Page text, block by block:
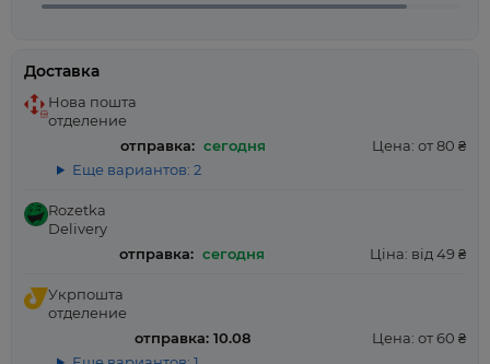
Доставка
Нова пошта
отделение
отправка: сегодня
Цена: от 80 ₴
Еще вариантов: 2
Rozetka
Delivery
отправка: сегодня Ціна: від 49 ₴
Укрпошта
отделение
отправка: 10.08
Цена: от 60 ₴